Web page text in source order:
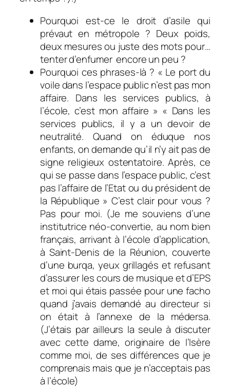
Pourquoi est-ce le droit d’asile qui
prévaut en métropole ? Deux poids,
deux mesures ou juste des mots pour…
tenter d’enfumer encore un peu ?
Pourquoi ces phrases-là ? « Le port du
voile dans l’espace public n’est pas mon
affaire. Dans les services publics, à
l’école, c’est mon affaire » « Dans les
services publics, il y a un devoir de
neutralité. Quand on éduque nos
enfants, on demande qu’il n’y ait pas de
signe religieux ostentatoire. Après, ce
qui se passe dans l’espace public, c’est
pas l’affaire de l’Etat ou du président de
la République » C’est clair pour vous ?
Pas pour moi. (Je me souviens d’une
institutrice néo-convertie, au nom bien
français, arrivant à l’école d’application,
à Saint-Denis de la Réunion, couverte
d’une burqa, yeux grillagés et refusant
d’assurer les cours de musique et d’EPS
et moi qui étais passée pour une facho
quand j’avais demandé au directeur si
on était à l’annexe de la médersa.
(J’étais par ailleurs la seule à discuter
avec cette dame, originaire de l’Isère
comme moi, de ses différences que je
comprenais mais que je n’acceptais pas
à l’école)